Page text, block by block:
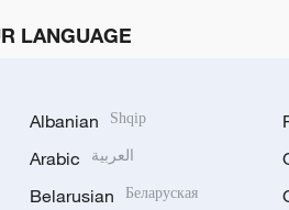
LANGUAGE
Albanian Shqip
Arabic العربية
Belarusian Беларуская